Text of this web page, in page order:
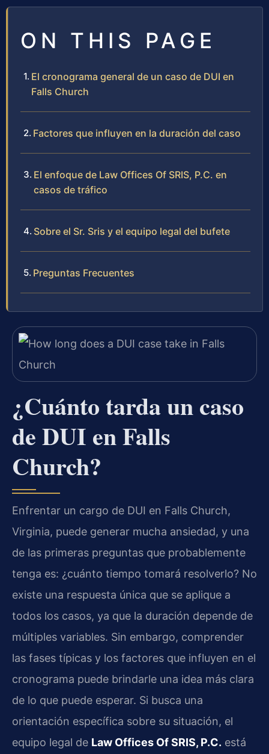
ON THIS PAGE
El cronograma general de un caso de DUI en
Falls Church
Factores que influyen en la duración del caso
El enfoque de Law Offices Of SRIS, P.C. en
casos de tráfico
Sobre el Sr. Sris y el equipo legal del bufete
Preguntas Frecuentes
¿Cuánto tarda un caso
de DUI en Falls
Church?
Enfrentar un cargo de DUI en Falls Church,
Virginia, puede generar mucha ansiedad, y una
de las primeras preguntas que probablemente
tenga es: ¿cuánto tiempo tomará resolverlo? No
existe una respuesta única que se aplique a
todos los casos, ya que la duración depende de
múltiples variables. Sin embargo, comprender
las fases típicas y los factores que influyen en el
cronograma puede brindarle una idea más clara
de lo que puede esperar. Si busca una
orientación específica sobre su situación, el
equipo legal de Law Offices Of SRIS, P.C. está